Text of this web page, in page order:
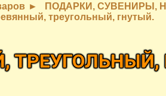
ПОДАРКИ, СУВЕНИРЫ,
треугольный, гнутый.